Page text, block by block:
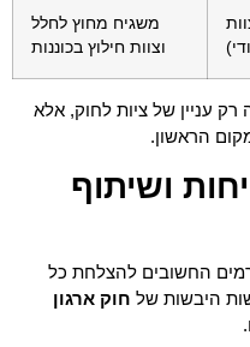
משגיח מחוץ לחלל
וצוות חילוץ בכוננות
עניין של ציות לחוק, אלא
הראשון.
ושיתוף
החשובים להצלחת כל
היבשות של חוק ארגון